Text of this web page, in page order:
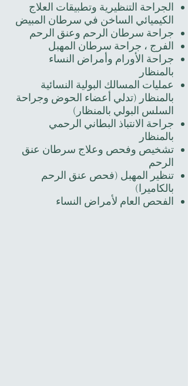
الجراحة التنظيرية وتطبيقات العلاج
الكيميائي الساخن في سرطان المبيض
جراحة سرطان الرحم وعنق الرحم
الفرج ، جراحة سرطان المهبل
جراحة الأورام وأمراض النساء
بالمنظار
عمليات المسالك البولية النسائية
بالمنظار (تدلي أعضاء الحوض وجراحة
السلس البولي بالمنظار)
جراحة الانتباذ البطاني الرحمي
بالمنظار
تشخيص وفحص وعلاج سرطان عنق
الرحم
تنظير المهبل (فحص عنق الرحم
بالكاميرا)
الفحص العام لأمراض النساء